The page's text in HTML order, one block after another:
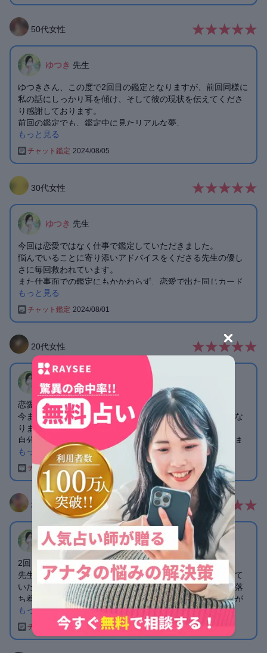
50代女性
ゆつき 先生
ゆつきさん、この度で2回目の鑑定となりますが、前回同様に
私の話にしっかり耳を傾け、そして彼の現状を伝えてくださ
り感謝しております。
前回の鑑定でも、鑑定中に見たリアルな夢、
それか今回も、、悲しくも彼の現状はそうなんだろうと思え
るものでした
ます
また機会がありましたら
どうぞよろしくお願いいたします
もっと見る
チャット鑑定 2024/08/05
30代女性
ゆつき 先生
今回は恋愛ではなく仕事で鑑定していただきました。
悩んでいることに寄り添いアドバイスをくださる先生の優し
さに毎回救われています。
また仕事面での鑑定にもかかわらず、恋愛で出た同じカード
が出て驚き隠せません！
先生の占いから次の日ずっと連絡なかった彼から会いたいと
もっと見る
チャット鑑定 2024/08/01
20代女性
ゆつき 先生
恋愛として占っていただきました。
今まで考え込んでいたことが少しずつ落ち着いてきて楽にな
りました。
自分の気持ちに嘘つかず少しずつ前を向いて行こうと思いま
す。また鑑定をお願いすることがあると思います！その時は
ぜひよろしくお願いします！ありがとうございました😭
もっと見る
チャット鑑定 2024/07/21
30 代女性
ゆつき 先生
2回目の鑑定ありがとうございました♪
先生に背中を押していただいて、絶対返事は来ないと思って
いたのに彼から連絡が来ました！今の忙しい状況やそれが落
ち着いたら会いたいという彼の気持ちをしっかり聞くことが
できて本当に良かったです😆
的確なアドバイスをいただいたので実行に移すことができま
した。ありがとうございます♪
もっと見る
チャット鑑定 2024/07/13